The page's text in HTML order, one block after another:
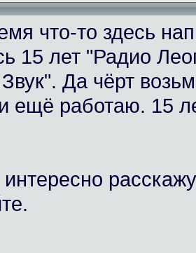
что-то здесь
15 лет "Радио
Да чёрт
ещё работаю. 15